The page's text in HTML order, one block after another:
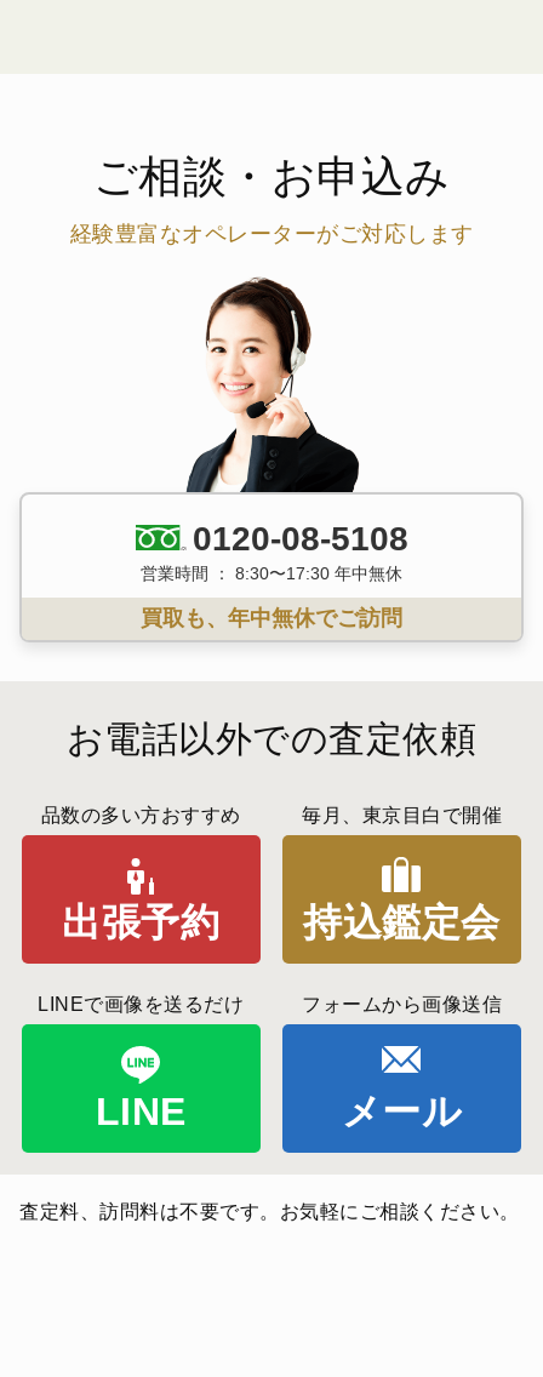
ご相談・お申込み
経験豊富なオペレーターがご対応します
0120-08-5108
営業時間 ： 8:30〜17:30 年中無休
買取も、年中無休でご訪問
お電話以外での査定依頼
品数の多い方おすすめ
出張予約
毎月、東京目白で開催
持込鑑定会
LINEで画像を送るだけ
LINE
フォームから画像送信
メール
査定料、訪問料は不要です。お気軽にご相談ください。